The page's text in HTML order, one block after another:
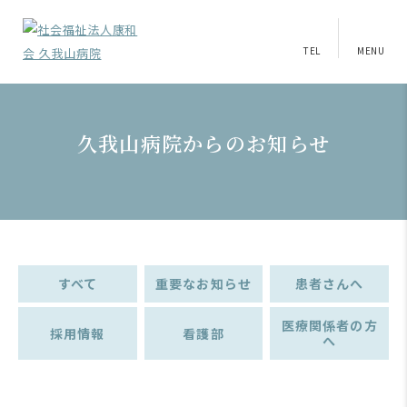
TEL MENU
久我山病院からのお知らせ
すべて 重要なお知らせ 患者さんへ
採用情報 看護部
医療関係者の方
へ